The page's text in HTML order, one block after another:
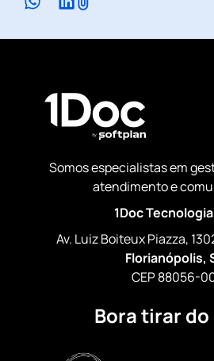
Somos especialistas em
atendimento e
1Doc
Av. Luiz Boiteux Piazza,
Florianópolis,
CEP 88056-
Bora tirar do